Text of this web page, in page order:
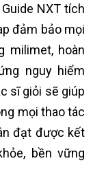
NXT tích
đảm bảo mọi
milimet, hoàn
nguy hiểm
sĩ giỏi sẽ giúp
mọi thao tác
đạt được kết
bền vững